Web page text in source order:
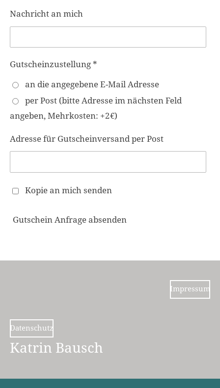
Nachricht an mich
Gutscheinzustellung *
an die angegebene E-Mail Adresse
per Post (bitte Adresse im nächsten Feld
angeben, Mehrkosten: +2€)
Adresse für Gutscheinversand per Post
Kopie an mich senden
Gutschein Anfrage absenden
Impressum
Datenschutz
Katrin Bausch